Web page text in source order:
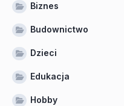
Biznes
Budownictwo
Dzieci
Edukacja
Hobby